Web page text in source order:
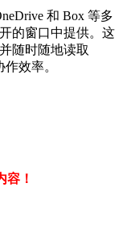
和 Box 等多
的窗口中提供。这
随时随地读取
效率。
容！